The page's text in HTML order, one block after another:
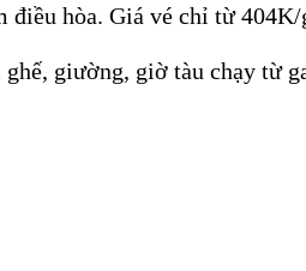
hòa. Giá vé chỉ từ
giường, giờ tàu chạy từ